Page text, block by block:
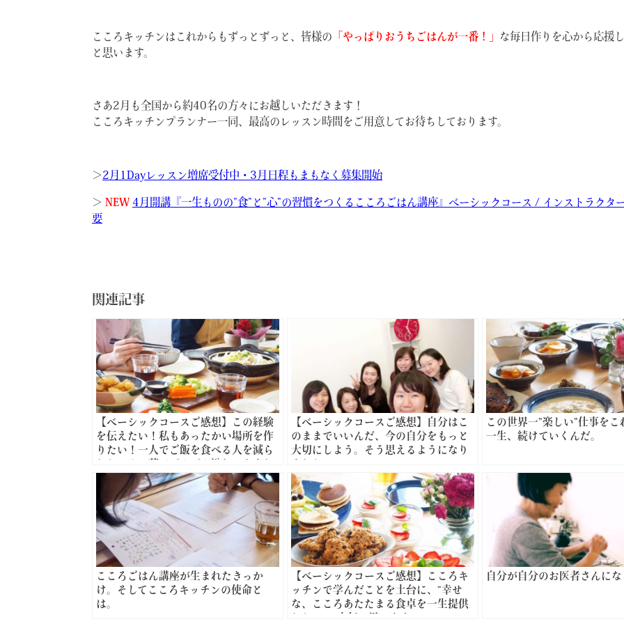
こころキッチンはこれからもずっとずっと、皆様の 「やっぱりおうちごはんが一番！」
な毎日作りを心から応援
と思います。
さあ2月も全国から約40名の方々にお越しいただきます！
こころキッチンプランナー一同、最高のレッスン時間をご用意してお待ちしております。
＞2月1Dayレッスン増席受付中・3月日程もまもなく募集開始
＞ NEW 4月開講『一生ものの”食”と”心”の習慣をつくるこころごはん講座』ベーシックコース / インストラクタ
要
関連記事
【ベーシックコースご感想】この経験
を伝えたい！私もあったかい場所を作
りたい！一人でご飯を食べる人を減ら
【ベーシックコースご感想】自分はこ
のままでいいんだ、今の自分をもっと
大切にしよう。そう思えるようになり
この世界一”楽しい”仕事をこ
一生、続けていくんだ。
こころごはん講座が生まれたきっか
け。そしてこころキッチンの使命と
は。
【ベーシックコースご感想】こころキ
ッチンで学んだことを土台に、“幸せ
な、こころあたたまる食卓を一生提供
自分が自分のお医者さんにな